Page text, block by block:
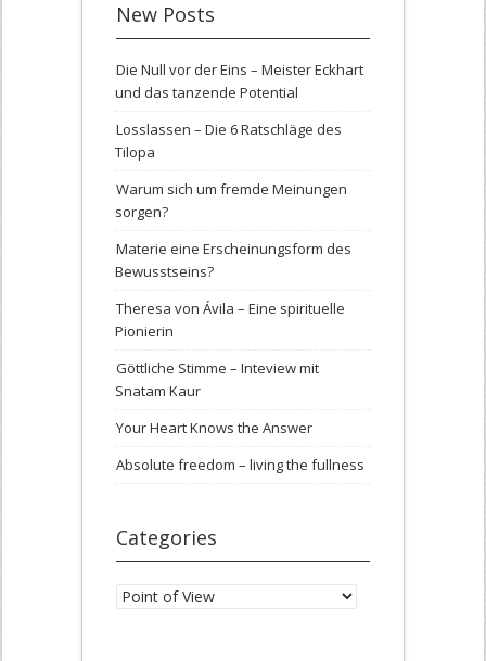
New Posts
Die Null vor der Eins – Meister Eckhart
und das tanzende Potential
Losslassen – Die 6 Ratschläge des
Tilopa
Warum sich um fremde Meinungen
sorgen?
Materie eine Erscheinungsform des
Bewusstseins?
Theresa von Ávila – Eine spirituelle
Pionierin
Göttliche Stimme – Inteview mit
Snatam Kaur
Your Heart Knows the Answer
Absolute freedom – living the fullness
Categories
Categories